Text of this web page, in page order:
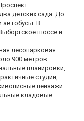
детских сада. До
автобусы. В
шоссе и
лесопарковая
900 метров.
планировки,
студии,
пейзажи.
кладовые.